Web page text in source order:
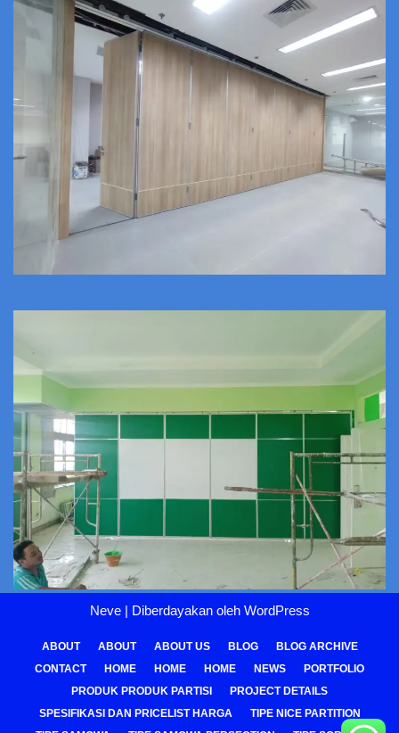
Neve| Diberdayakan oleh WordPress
ABOUT ABOUT ABOUT US BLOG
BLOG ARCHIVE
CONTACT
HOME HOME HOME NEWS
PORTFOLIO
PRODUK PRODUK PARTISI
PROJECT DETAILS
SPESIFIKASI DAN PRICELIST HARGA
TIPE NICE PARTITION